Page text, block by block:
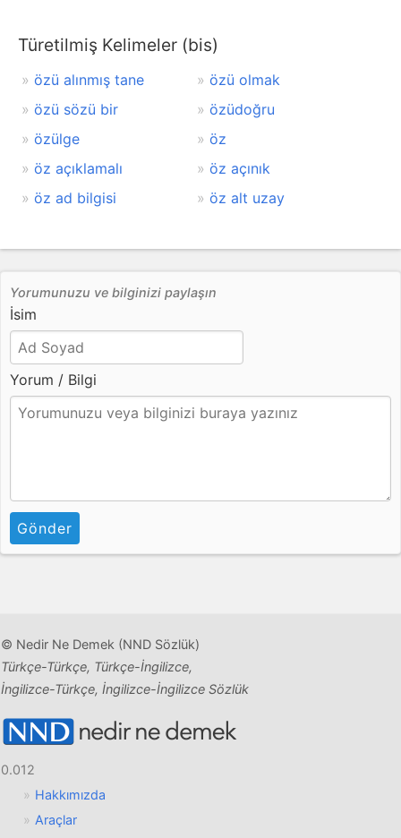
Türetilmiş Kelimeler (bis)
özü alınmış tane
özü olmak
özü sözü bir
özüdoğru
özülge
öz
öz açıklamalı
öz açınık
öz ad bilgisi
öz alt uzay
Yorumunuzu ve bilginizi paylaşın
İsim
Yorum / Bilgi
Gönder
© Nedir Ne Demek (NND Sözlük)
Türkçe-Türkçe, Türkçe-İngilizce,
İngilizce-Türkçe, İngilizce-İngilizce Sözlük
0.012
Hakkımızda
Araçlar